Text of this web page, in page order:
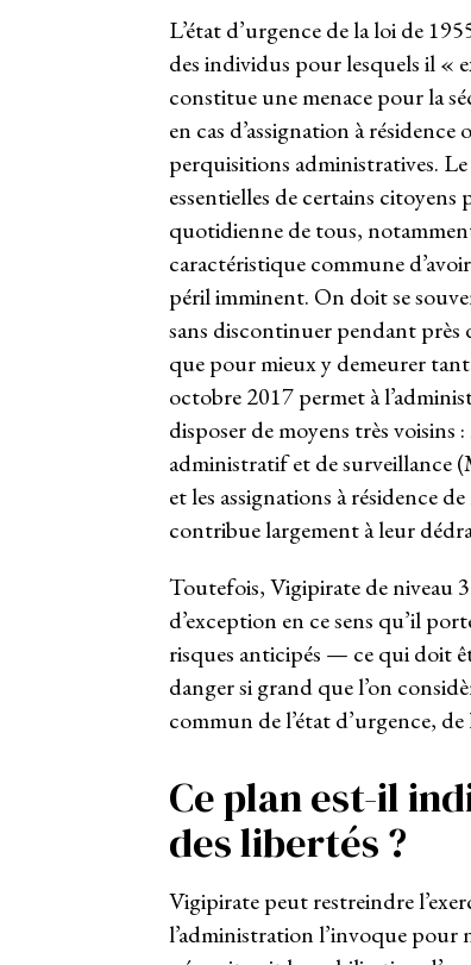
L’état d’urgence de la loi de
des individus pour lesquels il «
constitue une menace pour la
en cas d’assignation à
perquisitions administratives.
essentielles de certains
quotidienne de tous,
caractéristique commune
péril imminent. On doit se
sans discontinuer pendant près
que pour mieux y demeurer
octobre 2017 permet à
disposer de moyens très voisins
administratif et de surveillance
et les assignations à résidence
contribue largement à leur
Toutefois, Vigipirate de niveau
d’exception en ce sens qu’il
risques anticipés — ce qui doit
danger si grand que l’on
commun de l’état d’urgence,
Ce plan est-il
des libertés ?
Vigipirate peut restreindre
l’administration l’invoque